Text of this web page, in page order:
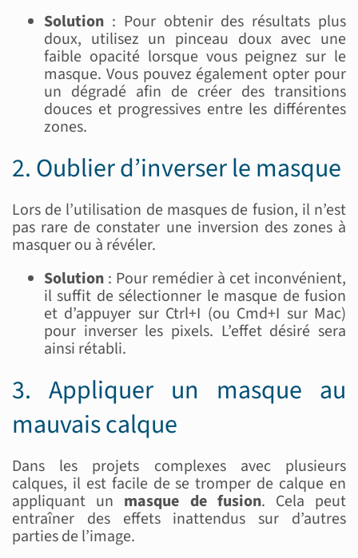
Solution: Pour obtenir des résultats plus
doux, utilisez un pinceau doux avec une
faible opacité lorsque vous peignez sur le
masque. Vous pouvez également opter pour
un dégradé afin de créer des transitions
douces et progressives entre les différentes
zones.
2. Oublier d’inverser le masque
Lors de l’utilisation de masques de fusion, il n’est
pas rare de constater une inversion des zones à
masquer ou à révéler.
Solution: Pour remédier à cet inconvénient,
il suffit de sélectionner le masque de fusion
et d’appuyer sur Ctrl+I (ou Cmd+I sur Mac)
pour inverser les pixels. L’effet désiré sera
ainsi rétabli.
3. Appliquer un masque au
mauvais calque
Dans les projets complexes avec plusieurs
calques, il est facile de se tromper de calque en
appliquant un masque de fusion. Cela peut
entraîner des effets inattendus sur d’autres
parties de l’image.